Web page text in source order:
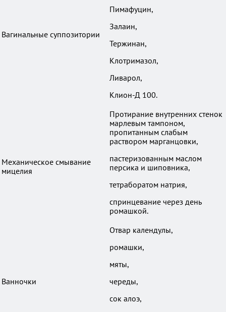
Вагинальные суппозитории
Пимафуцин,
Залаин,
Тержинан,
Клотримазол,
Ливарол,
Клион-Д 100.
Механическое смывание
мицелия
Протирание внутренних стенок
марлевым тампоном,
пропитанным слабым
раствором марганцовки,
пастеризованным маслом
персика и шиповника,
тетраборатом натрия,
спринцевание через день
ромашкой.
Ванночки
Отвар календулы,
ромашки,
мяты,
череды,
сок алоэ,